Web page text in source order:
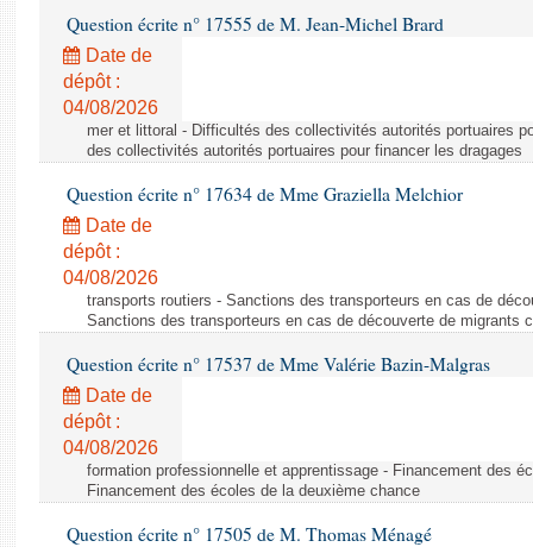
Question écrite n° 17555 de M. Jean-Michel Brard
Date de
dépôt :
04/08/2026
mer et littoral - Difficultés des collectivités autorités portuaires
des collectivités autorités portuaires pour financer les dragages
Question écrite n° 17634 de Mme Graziella Melchior
Date de
dépôt :
04/08/2026
transports routiers - Sanctions des transporteurs en cas de
Sanctions des transporteurs en cas de découverte de migrants
Question écrite n° 17537 de Mme Valérie Bazin-Malgras
Date de
dépôt :
04/08/2026
formation professionnelle et apprentissage - Financement des
Financement des écoles de la deuxième chance
Question écrite n° 17505 de M. Thomas Ménagé